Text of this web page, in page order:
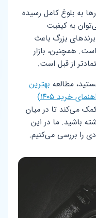
به بلوغ کامل رسیده
به کیفیت
بزرگ باعث
همچنین، بازار
از قبل است.
مطالعه بهترین
خرید ۱۴۰۵)
می‌کند تا در میان
باشید. ما در این
را بررسی می‌کنیم.